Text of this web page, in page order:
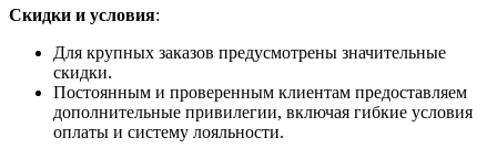
Скидки и условия:
Для крупных заказов предусмотрены значительные
скидки.
Постоянным и проверенным клиентам предоставляем
дополнительные привилегии, включая гибкие условия
оплаты и систему лояльности.